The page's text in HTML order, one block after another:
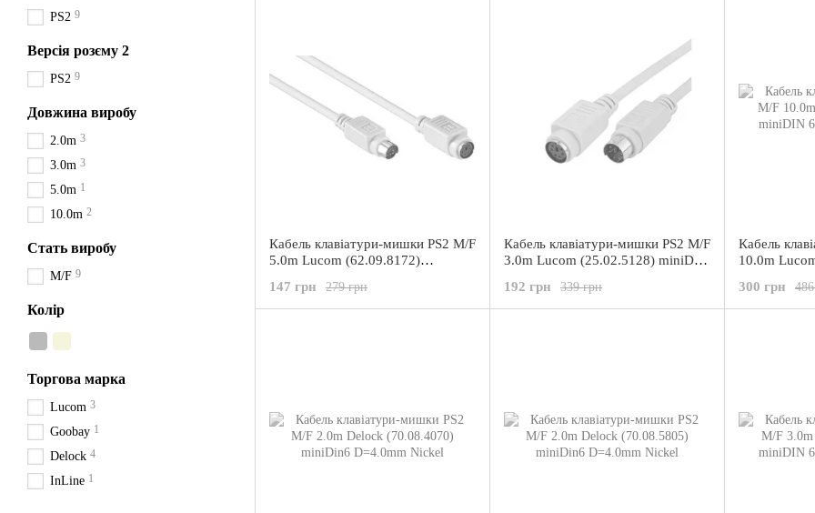
Кабель клавіатури-мишки PS2 M/F
5.0m Lucom (62.09.8172)
D=4.0mm279 грн
147 грн
Кабель клавіатури-мишки PS2 M/F
3.0m Lucom (25.02.5128) miniDIN
339 грн
192 грн
Кабель
10.0m
300 грн
PS2 9
Версія розєму 2
PS2 9
Довжина виробу
2.0m 3
3.0m 3
5.0m 1
10.0m 2
Стать виробу
M/F 9
Колір
Торгова марка
Lucom 3
Goobay 1
Delock 4
InLine 1